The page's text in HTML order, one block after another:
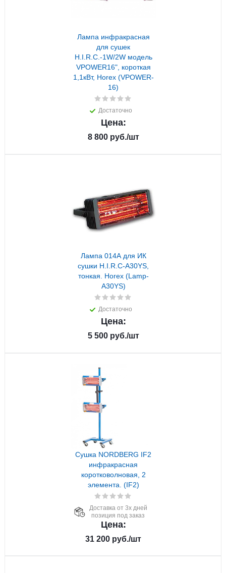
Лампа инфракрасная
для сушек
H.I.R.C.-1W/2W модель
VPOWER16", короткая
1,1кВт, Horex (VPOWER-
16)
Достаточно
Цена:
8 800руб./шт
Лампа 014А для ИК
сушки H.I.R.C-A30YS,
тонкая. Horex (Lamp-
A30YS)
Достаточно
Цена:
5 500руб./шт
Сушка NORDBERG IF2
инфракрасная
коротковолновая, 2
элемента. (IF2)
Доставка от 3х дней
позиция под заказ
Цена:
31 200 руб./шт